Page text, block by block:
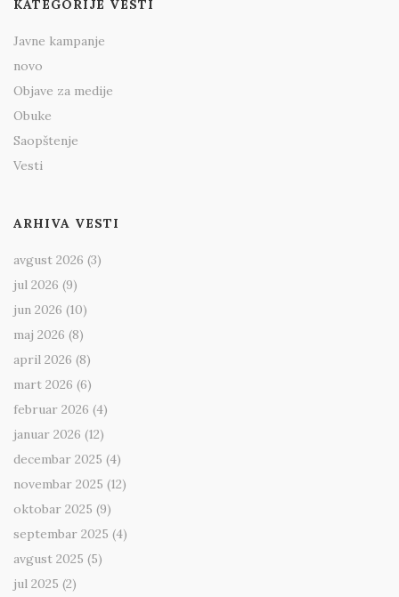
KATEGORIJE VESTI
Javne kampanje
novo
Objave za medije
Obuke
Saopštenje
Vesti
ARHIVA VESTI
avgust 2026 (3)
jul 2026 (9)
jun 2026 (10)
maj 2026 (8)
april 2026 (8)
mart 2026 (6)
februar 2026 (4)
januar 2026 (12)
decembar 2025 (4)
novembar 2025 (12)
oktobar 2025 (9)
septembar 2025 (4)
avgust 2025 (5)
jul 2025 (2)